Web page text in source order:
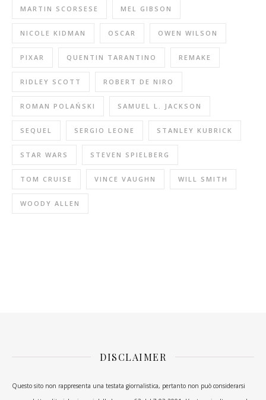
MARTIN SCORSESE MEL GIBSON
NICOLE KIDMAN OSCAR OWEN WILSON
PIXAR QUENTIN TARANTINO REMAKE
RIDLEY SCOTT ROBERT DE NIRO
ROMAN POLAŃSKI SAMUEL L. JACKSON
SEQUEL SERGIO LEONE STANLEY KUBRICK
STAR WARS STEVEN SPIELBERG
TOM CRUISE VINCE VAUGHN WILL SMITH
WOODY ALLEN
DISCLAIMER
Questo sito non rappresenta una testata giornalistica, pertanto non può considerarsi